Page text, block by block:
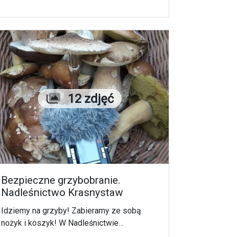
Liczba zdjęć
12 zdjęć
Bezpieczne grzybobranie.
Nadleśnictwo Krasnystaw
Idziemy na grzyby! Zabieramy ze sobą
nożyk i koszyk! W Nadleśnictwie